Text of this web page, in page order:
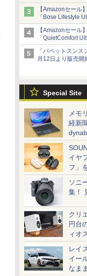
などラインナップ
【Amazonセール
「Bose Lifestyle
ファー「Bose
お買い得！
【Amazonセール
「QuietComfort
代）」などお買い
イマーシブオーデ
楽しめる
「パペットスン
月12日より販売開
Special Site
メモ
経新
イヤ
フ」
ソニ
集！
クリ
円台
ィオ
レイ
イー
なま